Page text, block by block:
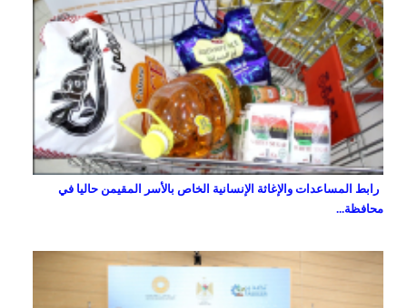
رابط المساعدات والإغاثة الإنسانية الخاص بالأسر المقيمن حاليا في
محافظة...